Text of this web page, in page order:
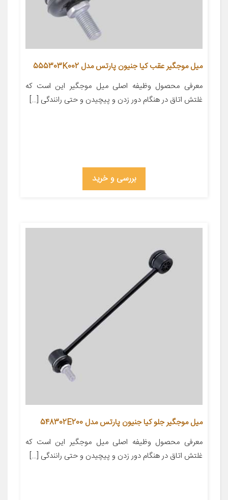
ميل موجگير عقب کیا جنیون پارتس مدل 555303K002
معرفی محصول وظیفه اصلی میل موجگیر این است که
غلتش اتاق در هنگام دور زدن و پیچیدن و حتی رانندگی […]
بررسی و خرید
ميل موجگير جلو کیا جنیون پارتس مدل 548302E200
معرفی محصول وظیفه اصلی میل موجگیر این است که
غلتش اتاق در هنگام دور زدن و پیچیدن و حتی رانندگی […]